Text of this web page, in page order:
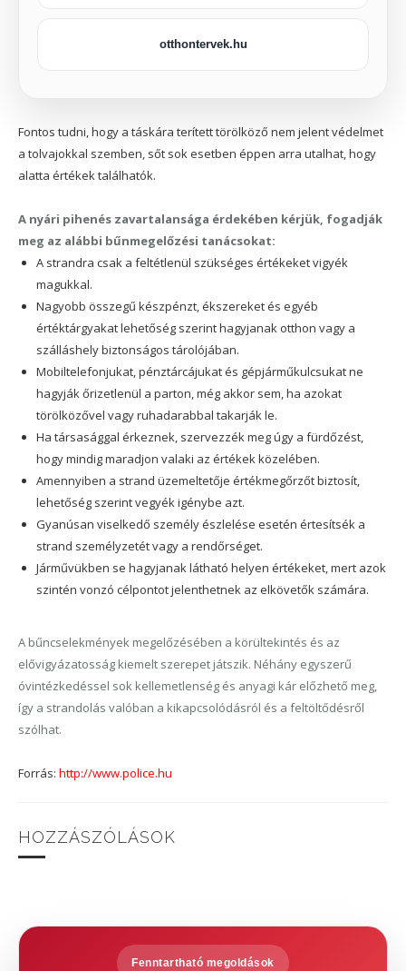
otthontervek.hu
Fontos tudni, hogy a táskára terített törölköző nem jelent védelmet
a tolvajokkal szemben, sőt sok esetben éppen arra utalhat, hogy
alatta értékek találhatók.
A nyári pihenés zavartalansága érdekében kérjük, fogadják
meg az alábbi bűnmegelőzési tanácsokat:
A strandra csak a feltétlenül szükséges értékeket vigyék
magukkal.
Nagyobb összegű készpénzt, ékszereket és egyéb
értéktárgyakat lehetőség szerint hagyjanak otthon vagy a
szálláshely biztonságos tárolójában.
Mobiltelefonjukat, pénztárcájukat és gépjárműkulcsukat ne
hagyják őrizetlenül a parton, még akkor sem, ha azokat
törölközővel vagy ruhadarabbal takarják le.
Ha társasággal érkeznek, szervezzék meg úgy a fürdőzést,
hogy mindig maradjon valaki az értékek közelében.
Amennyiben a strand üzemeltetője értékmegőrzőt biztosít,
lehetőség szerint vegyék igénybe azt.
Gyanúsan viselkedő személy észlelése esetén értesítsék a
strand személyzetét vagy a rendőrséget.
Járművükben se hagyjanak látható helyen értékeket, mert azok
szintén vonzó célpontot jelenthetnek az elkövetők számára.
A bűncselekmények megelőzésében a körültekintés és az
elővigyázatosság kiemelt szerepet játszik. Néhány egyszerű
óvintézkedéssel sok kellemetlenség és anyagi kár előzhető meg,
így a strandolás valóban a kikapcsolódásról és a feltöltődésről
szólhat.
Forrás: http://www.police.hu
HOZZÁSZÓLÁSOK
Fenntartható megoldások